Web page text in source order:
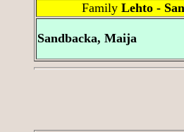
Family Lehto -
Sandbacka, Maija